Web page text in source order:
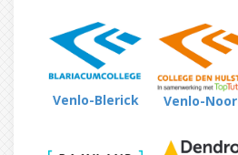
Venlo-Blerick Venlo-